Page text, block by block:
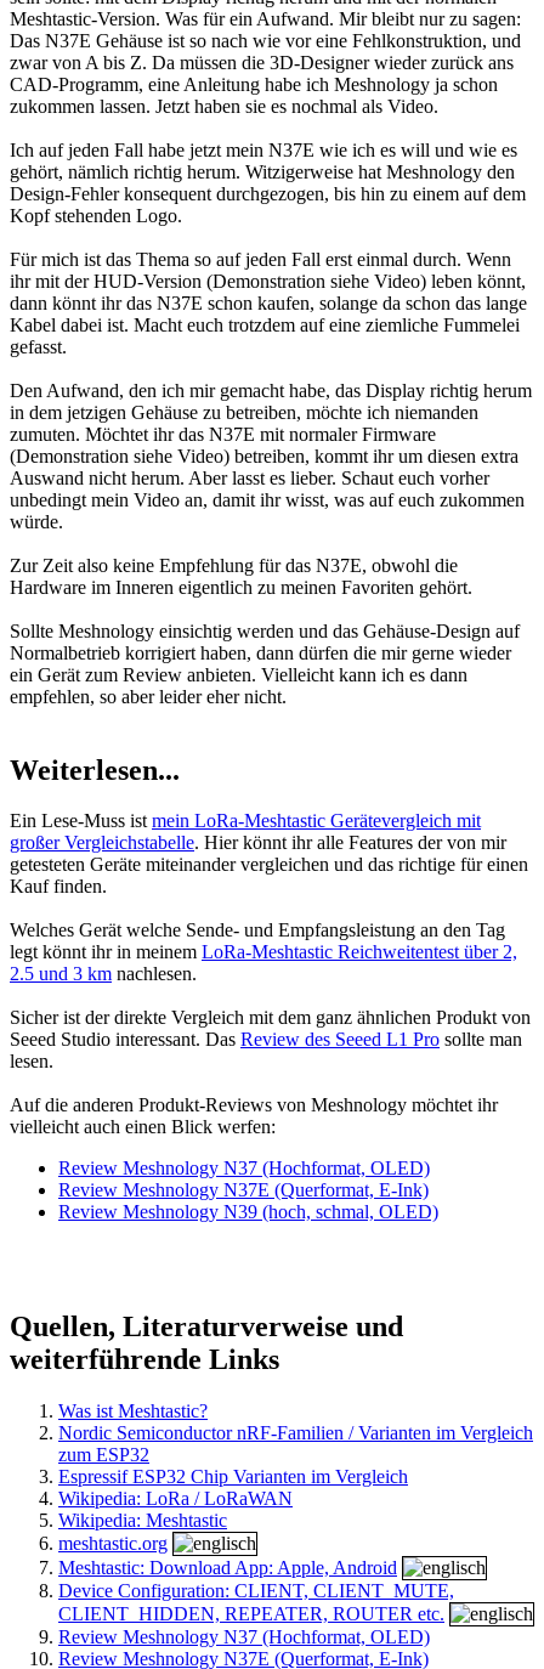
Meshtastic-Version. Was für ein Aufwand. Mir bleibt nur zu sagen:
Das N37E Gehäuse ist so nach wie vor eine Fehlkonstruktion, und
zwar von A bis Z. Da müssen die 3D-Designer wieder zurück ans
CAD-Programm, eine Anleitung habe ich Meshnology ja schon
zukommen lassen. Jetzt haben sie es nochmal als Video.
Ich auf jeden Fall habe jetzt mein N37E wie ich es will und wie es
gehört, nämlich richtig herum. Witzigerweise hat Meshnology den
Design-Fehler konsequent durchgezogen, bis hin zu einem auf dem
Kopf stehenden Logo.
Für mich ist das Thema so auf jeden Fall erst einmal durch. Wenn
ihr mit der HUD-Version (Demonstration siehe Video) leben könnt,
dann könnt ihr das N37E schon kaufen, solange da schon das lange
Kabel dabei ist. Macht euch trotzdem auf eine ziemliche Fummelei
gefasst.
Den Aufwand, den ich mir gemacht habe, das Display richtig herum
in dem jetzigen Gehäuse zu betreiben, möchte ich niemanden
zumuten. Möchtet ihr das N37E mit normaler Firmware
(Demonstration siehe Video) betreiben, kommt ihr um diesen extra
Auswand nicht herum. Aber lasst es lieber. Schaut euch vorher
unbedingt mein Video an, damit ihr wisst, was auf euch zukommen
würde.
Zur Zeit also keine Empfehlung für das N37E, obwohl die
Hardware im Inneren eigentlich zu meinen Favoriten gehört.
Sollte Meshnology einsichtig werden und das Gehäuse-Design auf
Normalbetrieb korrigiert haben, dann dürfen die mir gerne wieder
ein Gerät zum Review anbieten. Vielleicht kann ich es dann
empfehlen, so aber leider eher nicht.
Weiterlesen...
Ein Lese-Muss istmein LoRa-Meshtastic Gerätevergleich mit
großer Vergleichstabelle. Hier könnt ihr alle Features der von mir
getesteten Geräte miteinander vergleichen und das richtige für einen
Kauf finden.
Welches Gerät welche Sende- und Empfangsleistung an den Tag
legt könnt ihr in meinem LoRa-Meshtastic Reichweitentest über 2,
2.5 und 3 km nachlesen.
Sicher ist der direkte Vergleich mit dem ganz ähnlichen Produkt von
Seeed Studio interessant. Das Review des Seeed L1 Pro sollte man
lesen.
Auf die anderen Produkt-Reviews von Meshnology möchtet ihr
vielleicht auch einen Blick werfen:
Review Meshnology N37 (Hochformat, OLED)
Review Meshnology N37E (Querformat, E-Ink)
Review Meshnology N39 (hoch, schmal, OLED)
Quellen, Literaturverweise und
weiterführende Links
Was ist Meshtastic?
Nordic Semiconductor nRF-Familien / Varianten im Vergleich
zum ESP32
Espressif ESP32 Chip Varianten im Vergleich
Wikipedia: LoRa / LoRaWAN
Wikipedia: Meshtastic
meshtastic.org
Meshtastic: Download App: Apple, Android
Device Configuration: CLIENT, CLIENT_MUTE,
CLIENT_HIDDEN, REPEATER, ROUTER etc.
Review Meshnology N37 (Hochformat, OLED)
Review Meshnology N37E (Querformat, E-Ink)